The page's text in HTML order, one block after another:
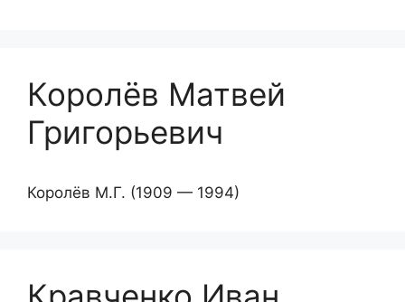
Королёв Матвей
Григорьевич
Королёв М.Г. (1909 — 1994)